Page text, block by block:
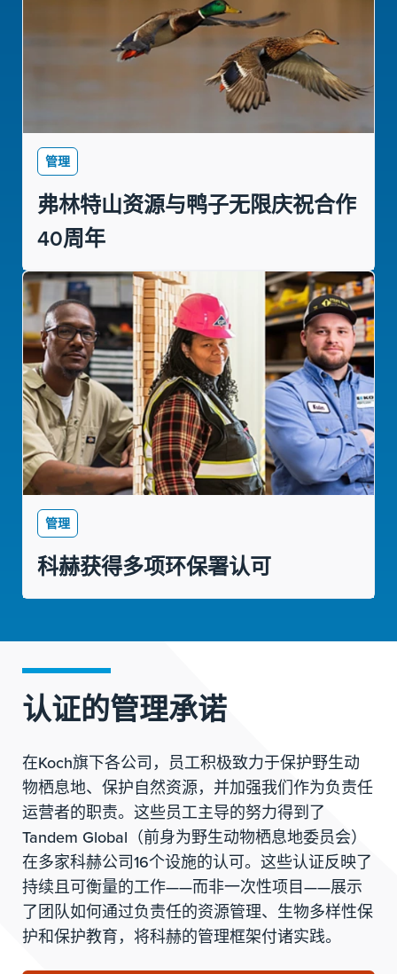
管理
弗林特山资源与鸭子无限庆祝合作
40周年
管理
科赫获得多项环保署认可
认证的管理承诺
在Koch旗下各公司，员工积极致力于保护野生动
物栖息地、保护自然资源，并加强我们作为负责任
运营者的职责。这些员工主导的努力得到了
Tandem Global（前身为野生动物栖息地委员会）
在多家科赫公司16个设施的认可。这些认证反映了
持续且可衡量的工作——而非一次性项目——展示
了团队如何通过负责任的资源管理、生物多样性保
护和保护教育，将科赫的管理框架付诸实践。